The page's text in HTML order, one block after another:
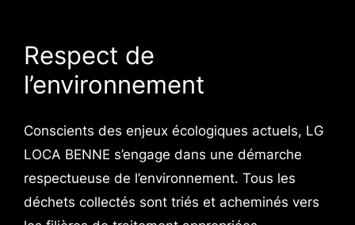
Respect de
l’environnement
Conscients des enjeux écologiques actuels, LG
LOCA BENNE s’engage dans une démarche
respectueuse de l’environnement. Tous les
déchets collectés sont triés et acheminés vers